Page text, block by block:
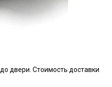
двери. Стоимость доставки